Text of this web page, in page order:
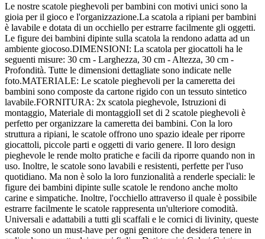
Le nostre scatole pieghevoli per bambini con motivi unici sono la
gioia per il gioco e l'organizzazione.La scatola a ripiani per bambini
è lavabile e dotata di un occhiello per estrarre facilmente gli oggetti.
Le figure dei bambini dipinte sulla scatola la rendono adatta ad un
ambiente giocoso.DIMENSIONI: La scatola per giocattoli ha le
seguenti misure: 30 cm - Larghezza, 30 cm - Altezza, 30 cm -
Profondità. Tutte le dimensioni dettagliate sono indicate nelle
foto.MATERIALE: Le scatole pieghevoli per la cameretta dei
bambini sono composte da cartone rigido con un tessuto sintetico
lavabile.FORNITURA: 2x scatola pieghevole, Istruzioni di
montaggio, Materiale di montaggioIl set di 2 scatole pieghevoli è
perfetto per organizzare la cameretta dei bambini. Con la loro
struttura a ripiani, le scatole offrono uno spazio ideale per riporre
giocattoli, piccole parti e oggetti di vario genere. Il loro design
pieghevole le rende molto pratiche e facili da riporre quando non in
uso. Inoltre, le scatole sono lavabili e resistenti, perfette per l'uso
quotidiano. Ma non è solo la loro funzionalità a renderle speciali: le
figure dei bambini dipinte sulle scatole le rendono anche molto
carine e simpatiche. Inoltre, l'occhiello attraverso il quale è possibile
estrarre facilmente le scatole rappresenta un'ulteriore comodità.
Universali e adattabili a tutti gli scaffali e le cornici di livinity, queste
scatole sono un must-have per ogni genitore che desidera tenere in